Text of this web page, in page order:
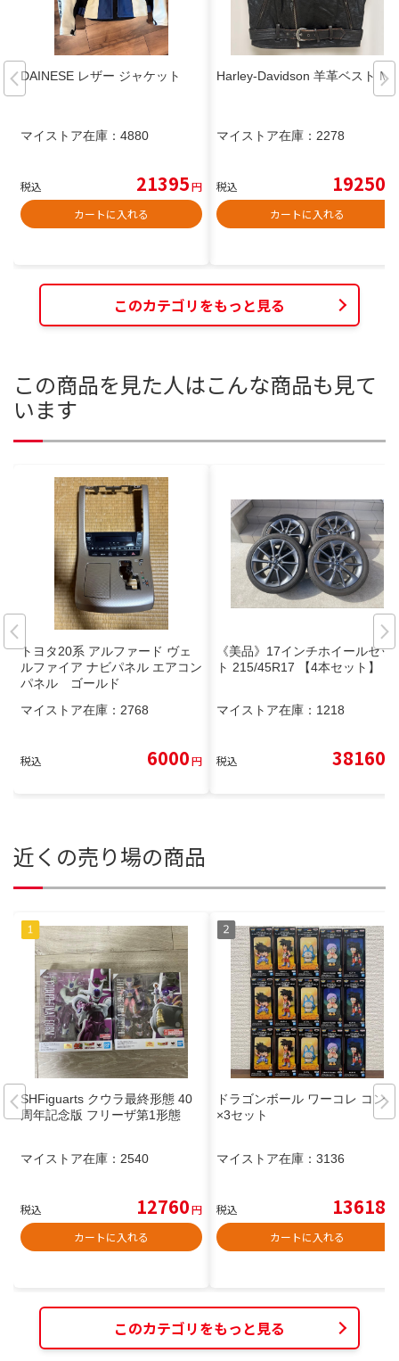
DAINESE レザー ジャケット
マイストア在庫： 4880
税込 21395円
カートに入れる
Harley-Davidson 羊革ベスト M
マイストア在庫： 2278
税込 19250
カートに入れる
このカテゴリをもっと見る
この商品を見た人はこんな商品も見て
います
トヨタ20系 アルファード ヴェ
ルファイア ナビパネル エアコン
パネル ゴールド
マイストア在庫： 2768
税込 6000円
《美品》17インチホイールセッ
ト 215/45R17 【4本セット】
マイストア在庫： 1218
税込 38160
近くの売り場の商品
SHFiguarts クウラ最終形態 40
周年記念版 フリーザ第1形態
マイストア在庫： 2540
税込 12760円
カートに入れる
ドラゴンボール ワーコレ コンプ
×3セット
マイストア在庫： 3136
税込 13618
カートに入れる
このカテゴリをもっと見る